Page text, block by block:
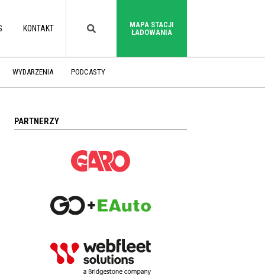
KONTAKT
MAPA STACJI
ŁADOWANIA
WYDARZENIA PODCASTY
PARTNERZY